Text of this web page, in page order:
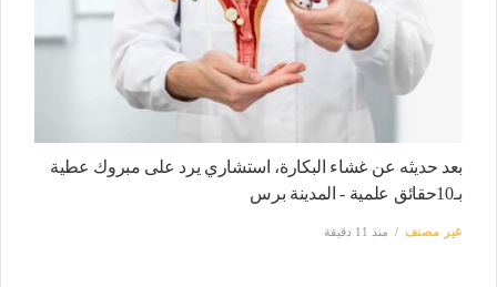
بعد حديثه عن غشاء البكارة، استشاري يرد على مبروك عطية
بـ10حقائق علمية - المدينة برس
غير مصنف منذ 11 دقيقة